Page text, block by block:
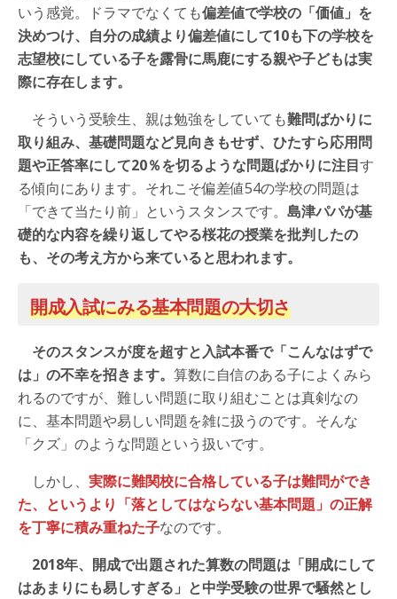
いう感覚。ドラマでなくても偏差値で学校の「価値」を
決めつけ、自分の成績より偏差値にして10も下の学校を
志望校にしている子を露骨に馬鹿にする親や子どもは実
際に存在します。
そういう受験生、親は勉強をしていても難問ばかりに
取り組み、基礎問題など見向きもせず、ひたすら応用問
題や正答率にして20％を切るような問題ばかりに注目す
る傾向にあります。それこそ偏差値54の学校の問題は
「できて当たり前」というスタンスです。 島津パパが基
礎的な内容を繰り返してやる桜花の授業を批判したの
も、その考え方から来ていると思われます。
開成入試にみる基本問題の大切さ
そのスタンスが度を超すと入試本番で「こんなはずで
は」の不幸を招きます。 算数に自信のある子によくみら
れるのですが、難しい問題に取り組むことは真剣なの
に、基本問題や易しい問題を雑に扱うのです。そんな
「クズ」のような問題という扱いです。
しかし、 実際に難関校に合格している子は難問ができ
た、というより「落としてはならない基本問題」の正解
を丁寧に積み重ねた子なのです。
2018年、開成で出題された算数の問題は「開成にして
はあまりにも易しすぎる」と中学受験の世界で騒然とし